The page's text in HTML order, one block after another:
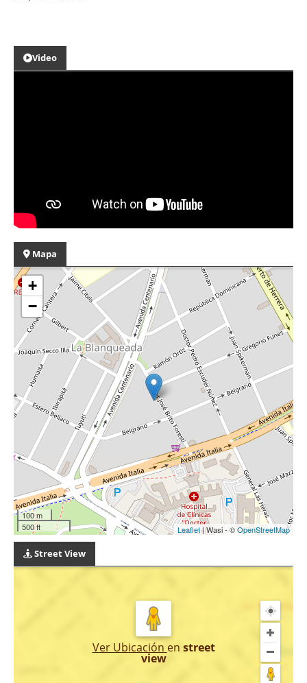
Video
Mapa
+
−
100 m
500 ft
Leaflet| Wasi - ©OpenStreetMap
Street View
Ver Ubicación en street
view